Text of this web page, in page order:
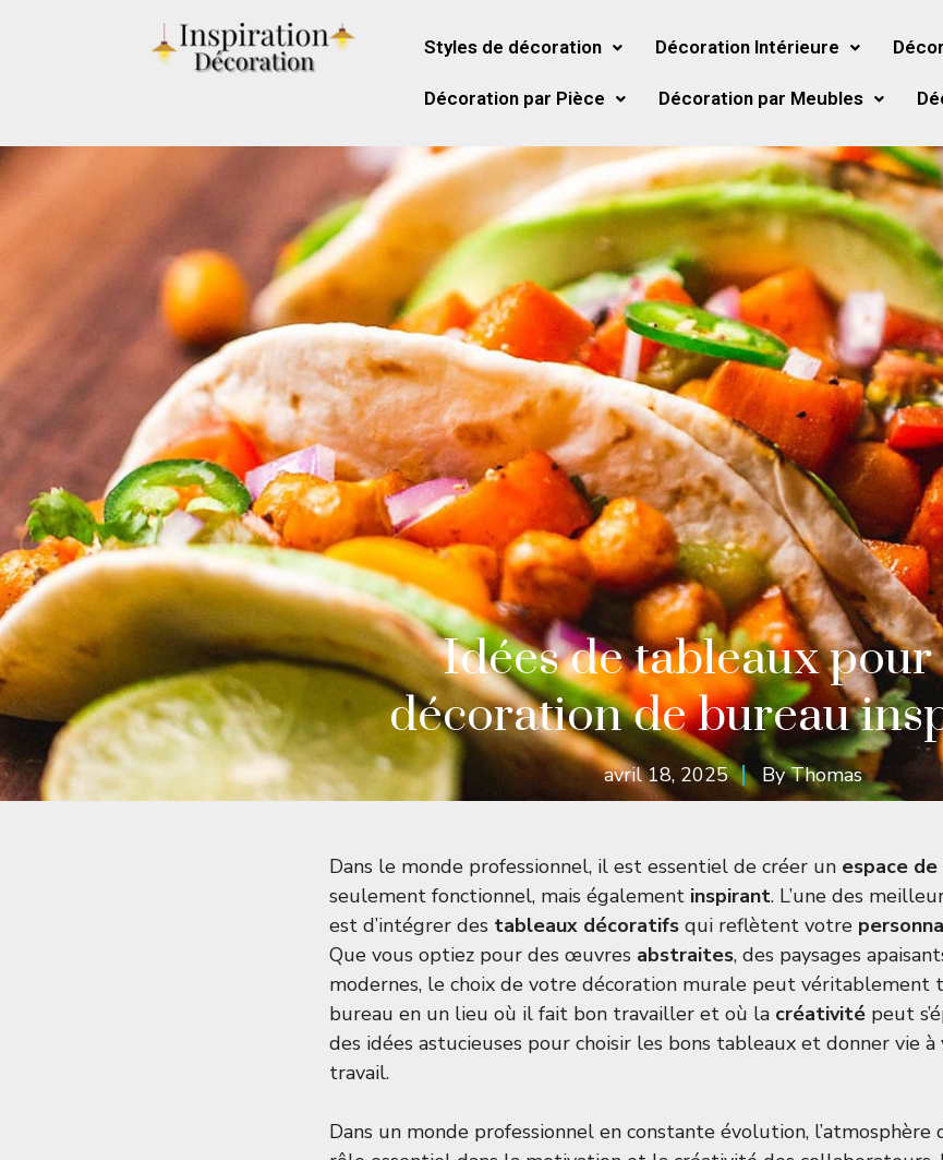
Styles de décoration Décoration Intérieure
Décoration par Pièce Décoration par Meubles
Idées de tableaux pour
décoration de bureau
avril 18, 2025 ByThomas
Dans le monde professionnel, il est essentiel de créer un espace
seulement fonctionnel, mais également inspirant. L’une des
est d’intégrer des tableaux décoratifs qui reflètent votre
Que vous optiez pour des œuvres abstraites, des paysages
modernes, le choix de votre décoration murale peut véritablement
bureau en un lieu où il fait bon travailler et où la créativité peut
des idées astucieuses pour choisir les bons tableaux et donner vie
travail.
Dans un monde professionnel en constante évolution,